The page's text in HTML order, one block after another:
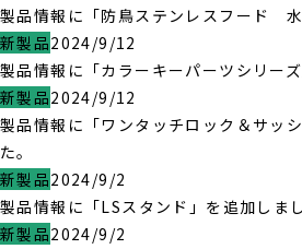
製品情報に「防鳥ステンレスフード 水
新製品2024/9/12
製品情報に「カラーキーパーツシリー
新製品2024/9/12
製品情報に「ワンタッチロック＆サッ
た。
新製品2024/9/2
製品情報に「LSスタンド」を追加しまし
新製品2024/9/2